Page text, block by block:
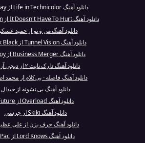
دانلود آهنگ Life in Technicolor از Coldplay
دانلود آهنگ It Doesn't Have To Hurt از Kensington
دانلود آهنگ من و تو از حمید
دانلود آهنگ Tunnel Vision از Kodak Black
دانلود آهنگ Business Merger از Hit-Boy
دانلود آهنگ دارک نایت ۲ از دیجی آروین
دانلود آهنگ فاصله - بی‌کلام از محمد
دانلود آهنگ بی نشونه از جیدال
دانلود آهنگ Overload از Future
دانلود آهنگ Skiki از چرسی
دانلود آهنگ حرف بزن از علی
دانلود آهنگ Lord Knows از 2Pac